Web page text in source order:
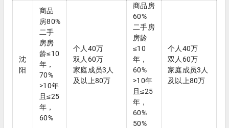
沈
阳
商品
房80%
二手
房房
龄≤10
年，
70%
>10年
且≤25
年，
60%
个人40万
双人60万
家庭成员3人
及以上80万
商品房
60%
二手房
房龄
≤10
年，
60%
>10年
且≤25
年，
60%
50%
个人40万
双人60万
家庭成员3人
及以上80万